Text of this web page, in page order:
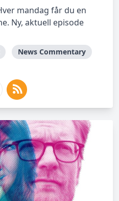
mandag får du en
Ny, aktuell episode
News Commentary